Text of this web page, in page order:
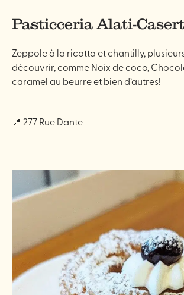
Pasticceria Alati-
Zeppole à la ricotta et chantilly,
découvrir, comme Noix de coco,
caramel au beurre et bien d’autres!
📍 277 Rue Dante